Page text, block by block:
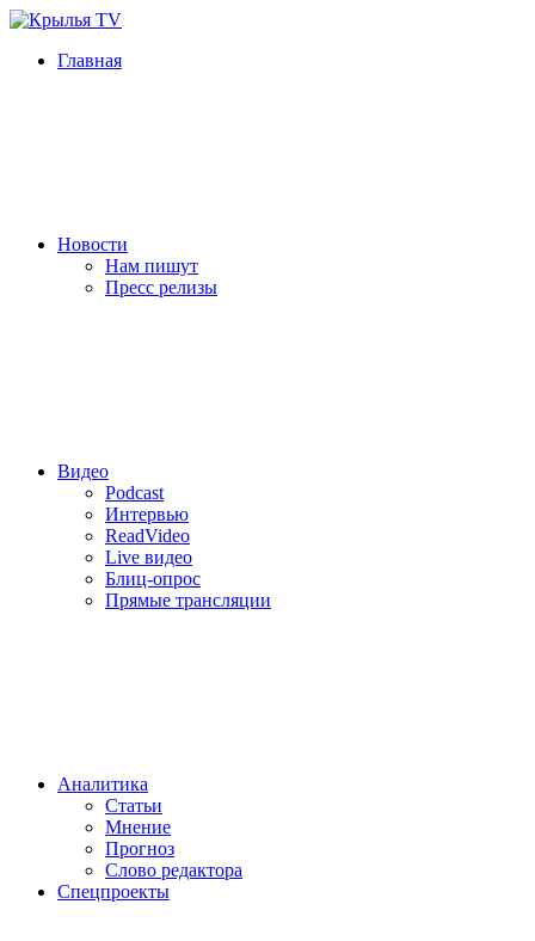
Главная
Новости
Нам пишут
Пресс релизы
Видео
Podcast
Интервью
ReadVideo
Live видео
Блиц-опрос
Прямые трансляции
Аналитика
Статьи
Мнение
Прогноз
Cлово редактора
Спецпроекты